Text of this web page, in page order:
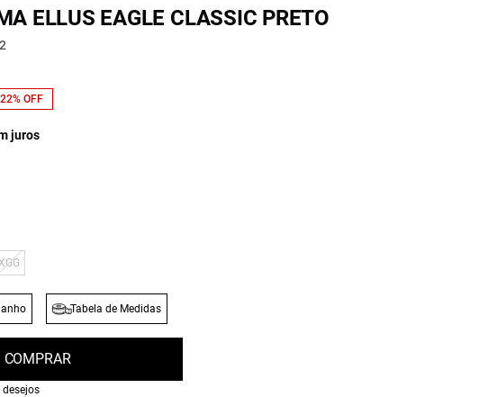
ELLUS EAGLE CLASSIC PRETO
22% OFF
juros
Tabela de Medidas
COMPRAR